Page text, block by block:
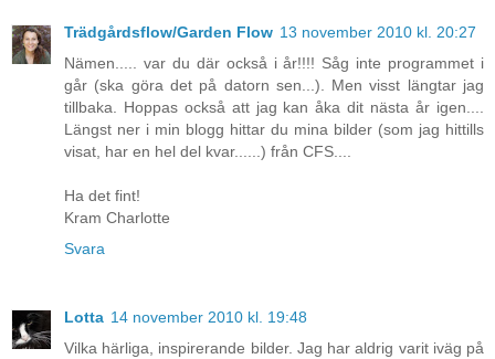
Trädgårdsflow/Garden Flow 13 november 2010 kl. 20:27
Nämen..... var du där också i år!!!! Såg inte programmet i
går (ska göra det på datorn sen...). Men visst längtar jag
tillbaka. Hoppas också att jag kan åka dit nästa år igen....
Längst ner i min blogg hittar du mina bilder (som jag hittills
visat, har en hel del kvar......) från CFS....
Ha det fint!
Kram Charlotte
Svara
Lotta 14 november 2010 kl. 19:48
Vilka härliga, inspirerande bilder. Jag har aldrig varit iväg på